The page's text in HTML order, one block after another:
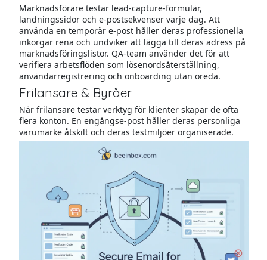
Marknadsförare testar lead-capture-formulär,
landningssidor och e-postsekvenser varje dag. Att
använda en temporär e-post håller deras professionella
inkorgar rena och undviker att lägga till deras adress på
marknadsföringslistor. QA-team använder det för att
verifiera arbetsflöden som lösenordsåterställning,
användarregistrering och onboarding utan oreda.
Frilansare & Byråer
När frilansare testar verktyg för klienter skapar de ofta
flera konton. En engångse-post håller deras personliga
varumärke åtskilt och deras testmiljöer organiserade.